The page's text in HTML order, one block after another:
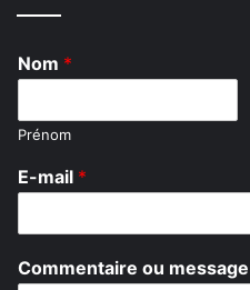
Nom *
Prénom
o
u
e
s
E-mail *
Commentaire ou message